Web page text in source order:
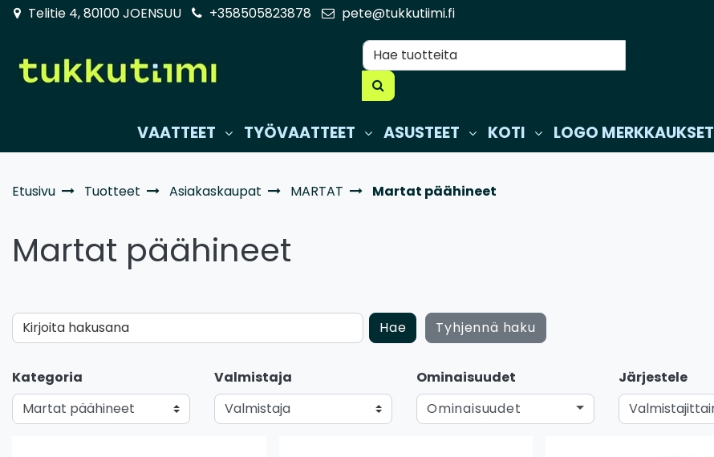
Siirry pääsisältöön
Telitie 4, 80100 JOENSUU +358505823878 pete@tukkutiimi.fi
VAATTEET TYÖVAATTEET ASUSTEET KOTI LOGO MERKKAUKSET
Etusivu Tuotteet Asiakaskaupat MARTAT Martat päähineet
Martat päähineet
Kirjoita hakusana Hae Tyhjennä haku
Kategoria Valmistaja
Ominaisuudet
Ominaisuudet
Järjestele